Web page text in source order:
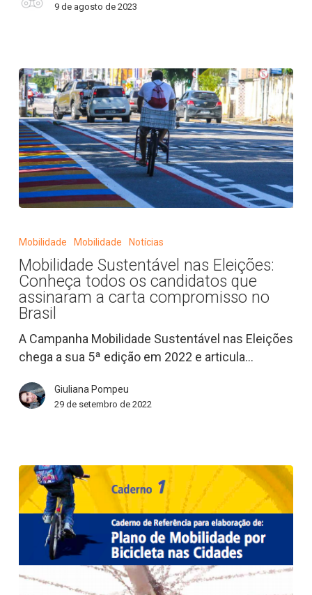
9 de agosto de 2023
Eleições:
Conheça
todos
candidatos
que
assinaram
a
Brasil
Mobilidade Mobilidade Notícias
Mobilidade Sustentável nas Eleições:
Conheça todos os candidatos que
assinaram a carta compromisso no
Brasil
A Campanha Mobilidade Sustentável nas Eleições
chega a sua 5ª edição em 2022 e articula…
Giuliana Pompeu
29 de setembro de 2022